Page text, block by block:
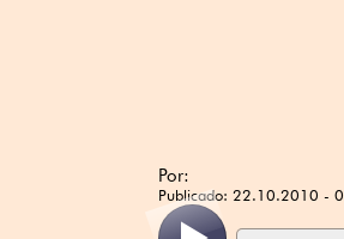
Por:
Publicado: 22.10.2010 -